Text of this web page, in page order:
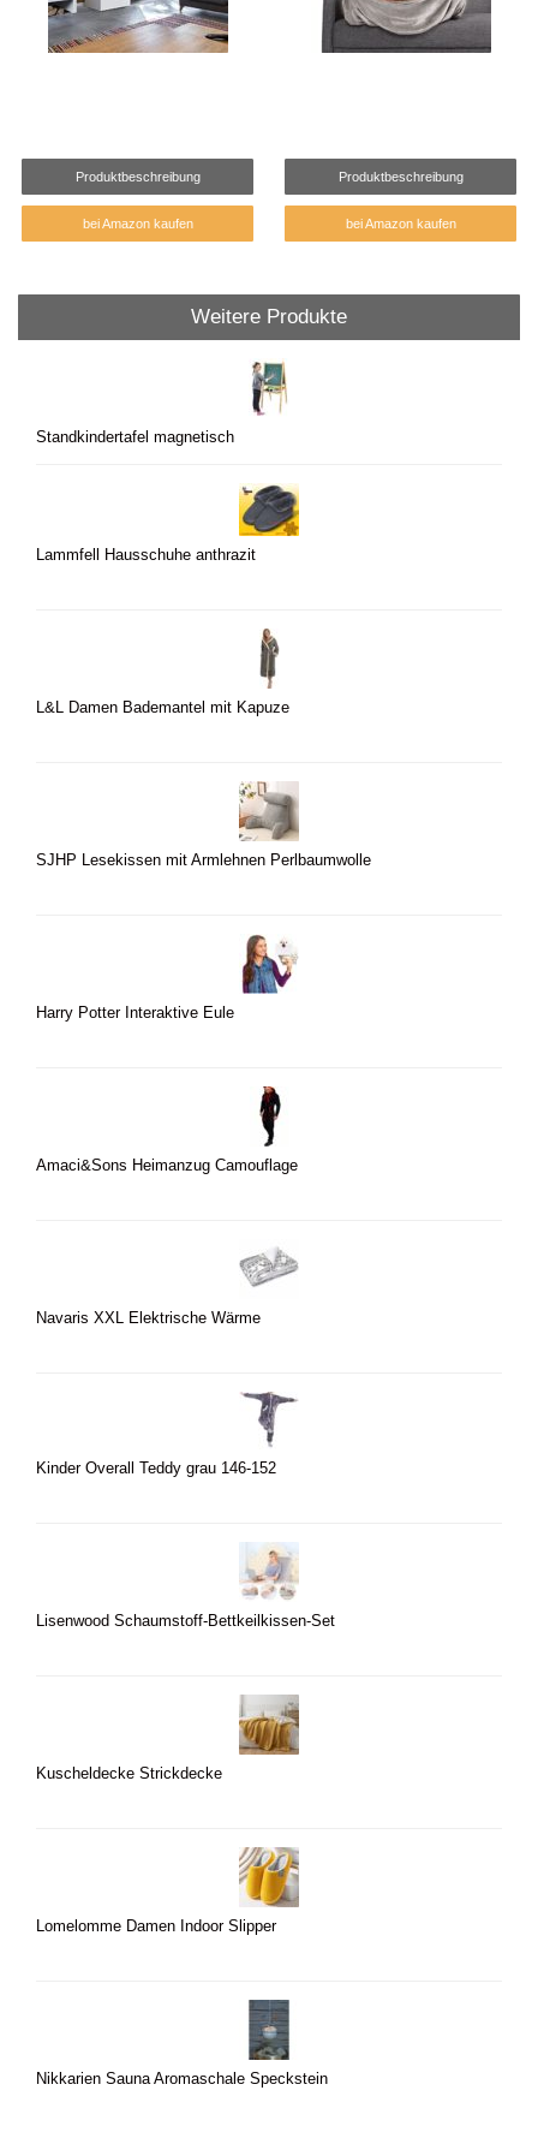
Produktbeschreibung
bei Amazon kaufen
Produktbeschreibung
bei Amazon kaufen
Weitere Produkte
Standkindertafel magnetisch
Lammfell Hausschuhe anthrazit
L&L Damen Bademantel mit Kapuze
SJHP Lesekissen mit Armlehnen Perlbaumwolle
Harry Potter Interaktive Eule
Amaci&Sons Heimanzug Camouflage
Navaris XXL Elektrische Wärme
Kinder Overall Teddy grau 146-152
Lisenwood Schaumstoff-Bettkeilkissen-Set
Kuscheldecke Strickdecke
Lomelomme Damen Indoor Slipper
Nikkarien Sauna Aromaschale Speckstein